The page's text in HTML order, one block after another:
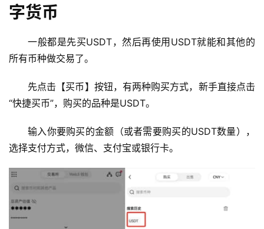
字货币
一般都是先买USDT，然后再使用USDT就能和其他的
所有币种做交易了。
先点击【买币】按钮，有两种购买方式，新手直接点击
“快捷买币”，购买的品种是USDT。
输入你要购买的金额（或者需要购买的USDT数量），
选择支付方式，微信、支付宝或银行卡。